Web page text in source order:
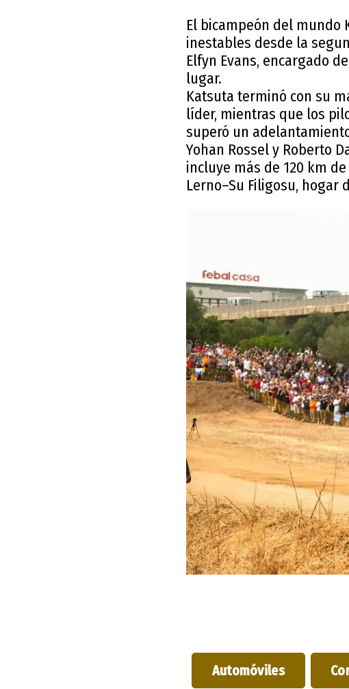
El bicampeón del mundo
inestables desde la
Elfyn Evans, encargado
lugar.
Katsuta terminó con su
líder, mientras que los
superó un
Yohan Rossel y Roberto
incluye más de 120 km
Lerno–Su Filigosu, hogar
Automóviles